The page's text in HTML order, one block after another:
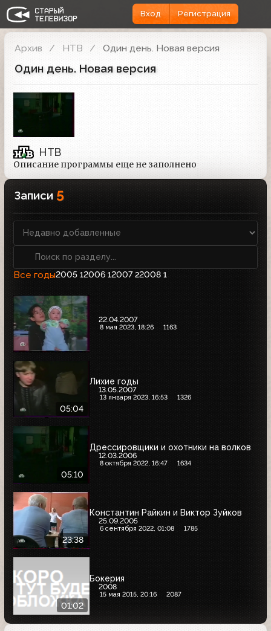
Вход Регистрация
Архив НТВ Один день. Новая версия
Один день. Новая версия
НТВ
Описание программы еще не заполнено
Записи 5
Все годы2005 12006 12007 22008 1
22.04.2007
8 мая 2023, 18:26 1163
05:04
Лихие годы
13.05.2007
13 января 2023, 16:53 1326
05:10
Дрессировщики и охотники на волков
12.03.2006
8 октября 2022, 16:47 1634
23:38
Константин Райкин и Виктор Зуйков
25.09.2005
6 сентября 2022, 01:08 1785
01:02
Бокерия
2008
15 мая 2015, 20:16 2087